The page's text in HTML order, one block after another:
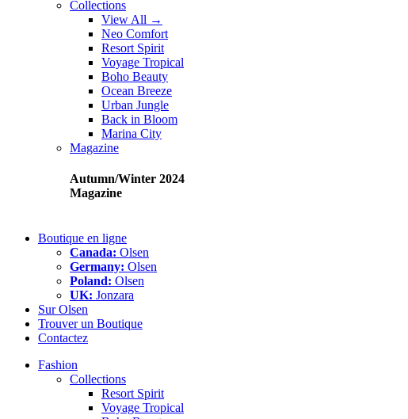
Collections
View All →
Neo Comfort
Resort Spirit
Voyage Tropical
Boho Beauty
Ocean Breeze
Urban Jungle
Back in Bloom
Marina City
Magazine
Autumn/Winter 2024
Magazine
Boutique en ligne
Canada: Olsen
Germany: Olsen
Poland: Olsen
UK: Jonzara
Sur Olsen
Trouver un Boutique
Contactez
Fashion
Collections
Resort Spirit
Voyage Tropical